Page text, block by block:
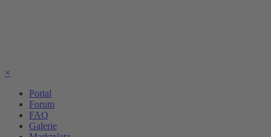
×
Portal
Forum
FAQ
Galerie